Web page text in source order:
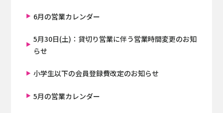
6月の営業カレンダー
5月30日(土)：貸切り営業に伴う営業時間変更のお知
らせ
小学生以下の会員登録費改定のお知らせ
5月の営業カレンダー